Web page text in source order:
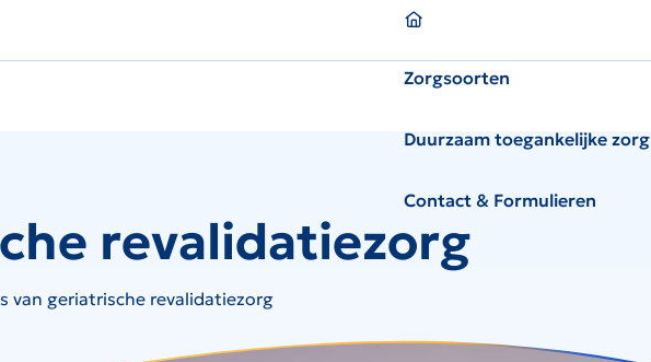
Zorgsoorten
Duurzaam toegankelijke zorg
Contact & Formulieren
revalidatiezorg
van geriatrische revalidatiezorg